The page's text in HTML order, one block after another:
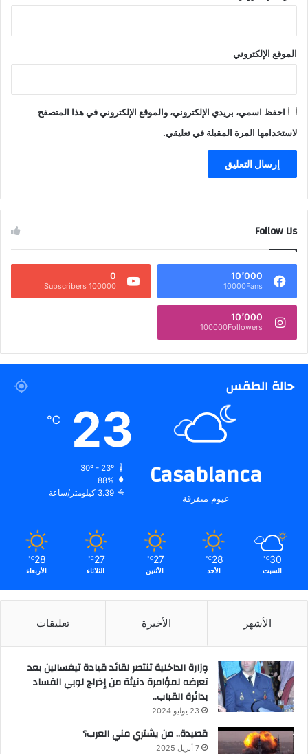
الموقع الإلكتروني
احفظ اسمي، بريدي الإلكتروني، والموقع الإلكتروني في هذا المتصفح
لاستخدامها المرة المقبلة في تعليقي.
Follow Us
10٬000
10000Fans
0
100000 Subscribers
10٬000
100000Followers
حالة الطقس
Casablanca
غيوم متفرقة
23
℃
30º - 23º
88%
3.39 كيلومتر/ساعة
30
℃
السبت
28
℃
الأحد
27
℃
الأثنين
27
℃
الثلاثاء
28
℃
الأربعاء
الأشهر الأخيرة تعليقات
وزارة الداخلية تنتصر لقائد قيادة تيغسالين بعد
تعرضه لمؤامرة دنيئة من إخراج لوبي الفساد
بدائرة القباب..
23 يوليو 2024
قصيدة.. من يشتري مني العرب؟
7 أبريل 2025